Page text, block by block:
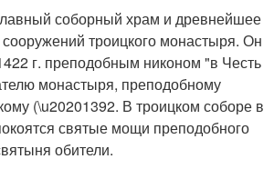
соборный храм и древнейшее
троицкого монастыря. Он
г. преподобным никоном "в Честь
монастыря, преподобному
(\u20201392. В троицком соборе в
святые мощи преподобного
обители.